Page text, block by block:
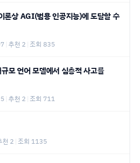
론상 AGI(범용 인공지능)에 도달할 수
추천 2 조회 835
모 언어 모델에서 심층적 사고를
추천 2 조회 711
천 2 조회 1135